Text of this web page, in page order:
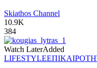
Skiathos Channel
10.9K
384
Watch LaterAdded
LIFESTYLE